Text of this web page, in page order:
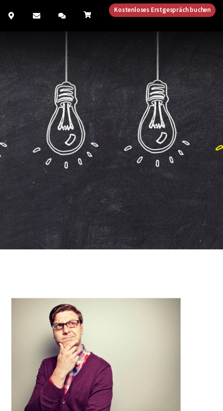
Kostenloses Erstgespräch buchen